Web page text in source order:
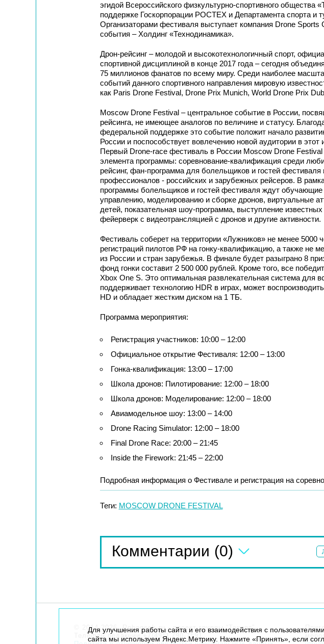
эгидой Всероссийского физкультурно-спортивного общества
поддержке Госкорпорации РОСТЕХ и Департамента спорта и
Организаторами фестиваля выступает компания Drone
события – Холдинг «Технодинамика».
Дрон-рейсинг – молодой и высокотехнологичный спорт,
спортивной дисциплиной в конце 2017 года – сегодня
75 миллионов фанатов по всему миру. Среди наиболее
событий данного спортивного направления мировую
как Paris Drone Festival, Drone Prix Munich, World Drone Prix
Moscow Drone Festival – центральное событие в России,
рейсинга, не имеющее аналогов по величине и статусу.
федеральной поддержке это событие положит начало
России и поспособствует вовлечению новой аудитории в этот
Первый Drone-race фестиваль в России Moscow Drone
элемента программы: соревнование-квалификация среди
рейсинг, фан-программа для болельщиков и гостей
профессионалов - российских и зарубежных рейсеров. В
программы болельщиков и гостей фестиваля ждут
управлению, моделированию и сборке дронов, виртуальные
детей, показательная шоу-программа, выступление
фейерверк с видеотрансляцией с дронов и другие активности.
Фестиваль соберет на территории «Лужников» не менее 5000
регистраций пилотов РФ на гонку-квалификацию, а также не
из России и стран зарубежья. В финале будет разыграно 8
фонд гонки составит 2 500 000 рублей. Кроме того, все
Xbox One S. Это оптимальная развлекательная система для
поддерживает технологию HDR в играх, может
HD и обладает жестким диском на 1 ТБ.
Программа мероприятия:
Регистрация участников: 10:00 – 12:00
Официальное открытие Фестиваля: 12:00 – 13:00
Гонка-квалификация: 13:00 – 17:00
Школа дронов: Пилотирование: 12:00 – 18:00
Школа дронов: Моделирование: 12:00 – 18:00
Авиамодельное шоу: 13:00 – 14:00
Drone Racing Simulator: 12:00 – 18:00
Final Drone Race: 20:00 – 21:45
Inside the Firework: 21:45 – 22:00
Подробная информация о Фестивале и регистрация на
Теги: MOSCOW DRONE FESTIVAL
Комментарии (0)
© 2014-2026. Robogeek.ru - проект группы “Текарт”.
Телефон редакции+7(495) 790-7591
Для улучшения работы сайта и его взаимодействия с
сайта мы используем Яндекс.Метрику. Нажмите «Принять», если